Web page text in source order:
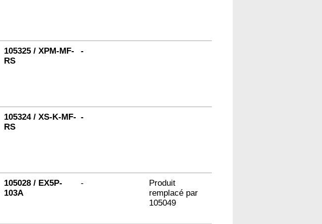
105325 / XPM-MF-
RS
-
105324 / XS-K-MF-
RS
-
105028 / EX5P-
103A
-
Produit
remplacé par
105049